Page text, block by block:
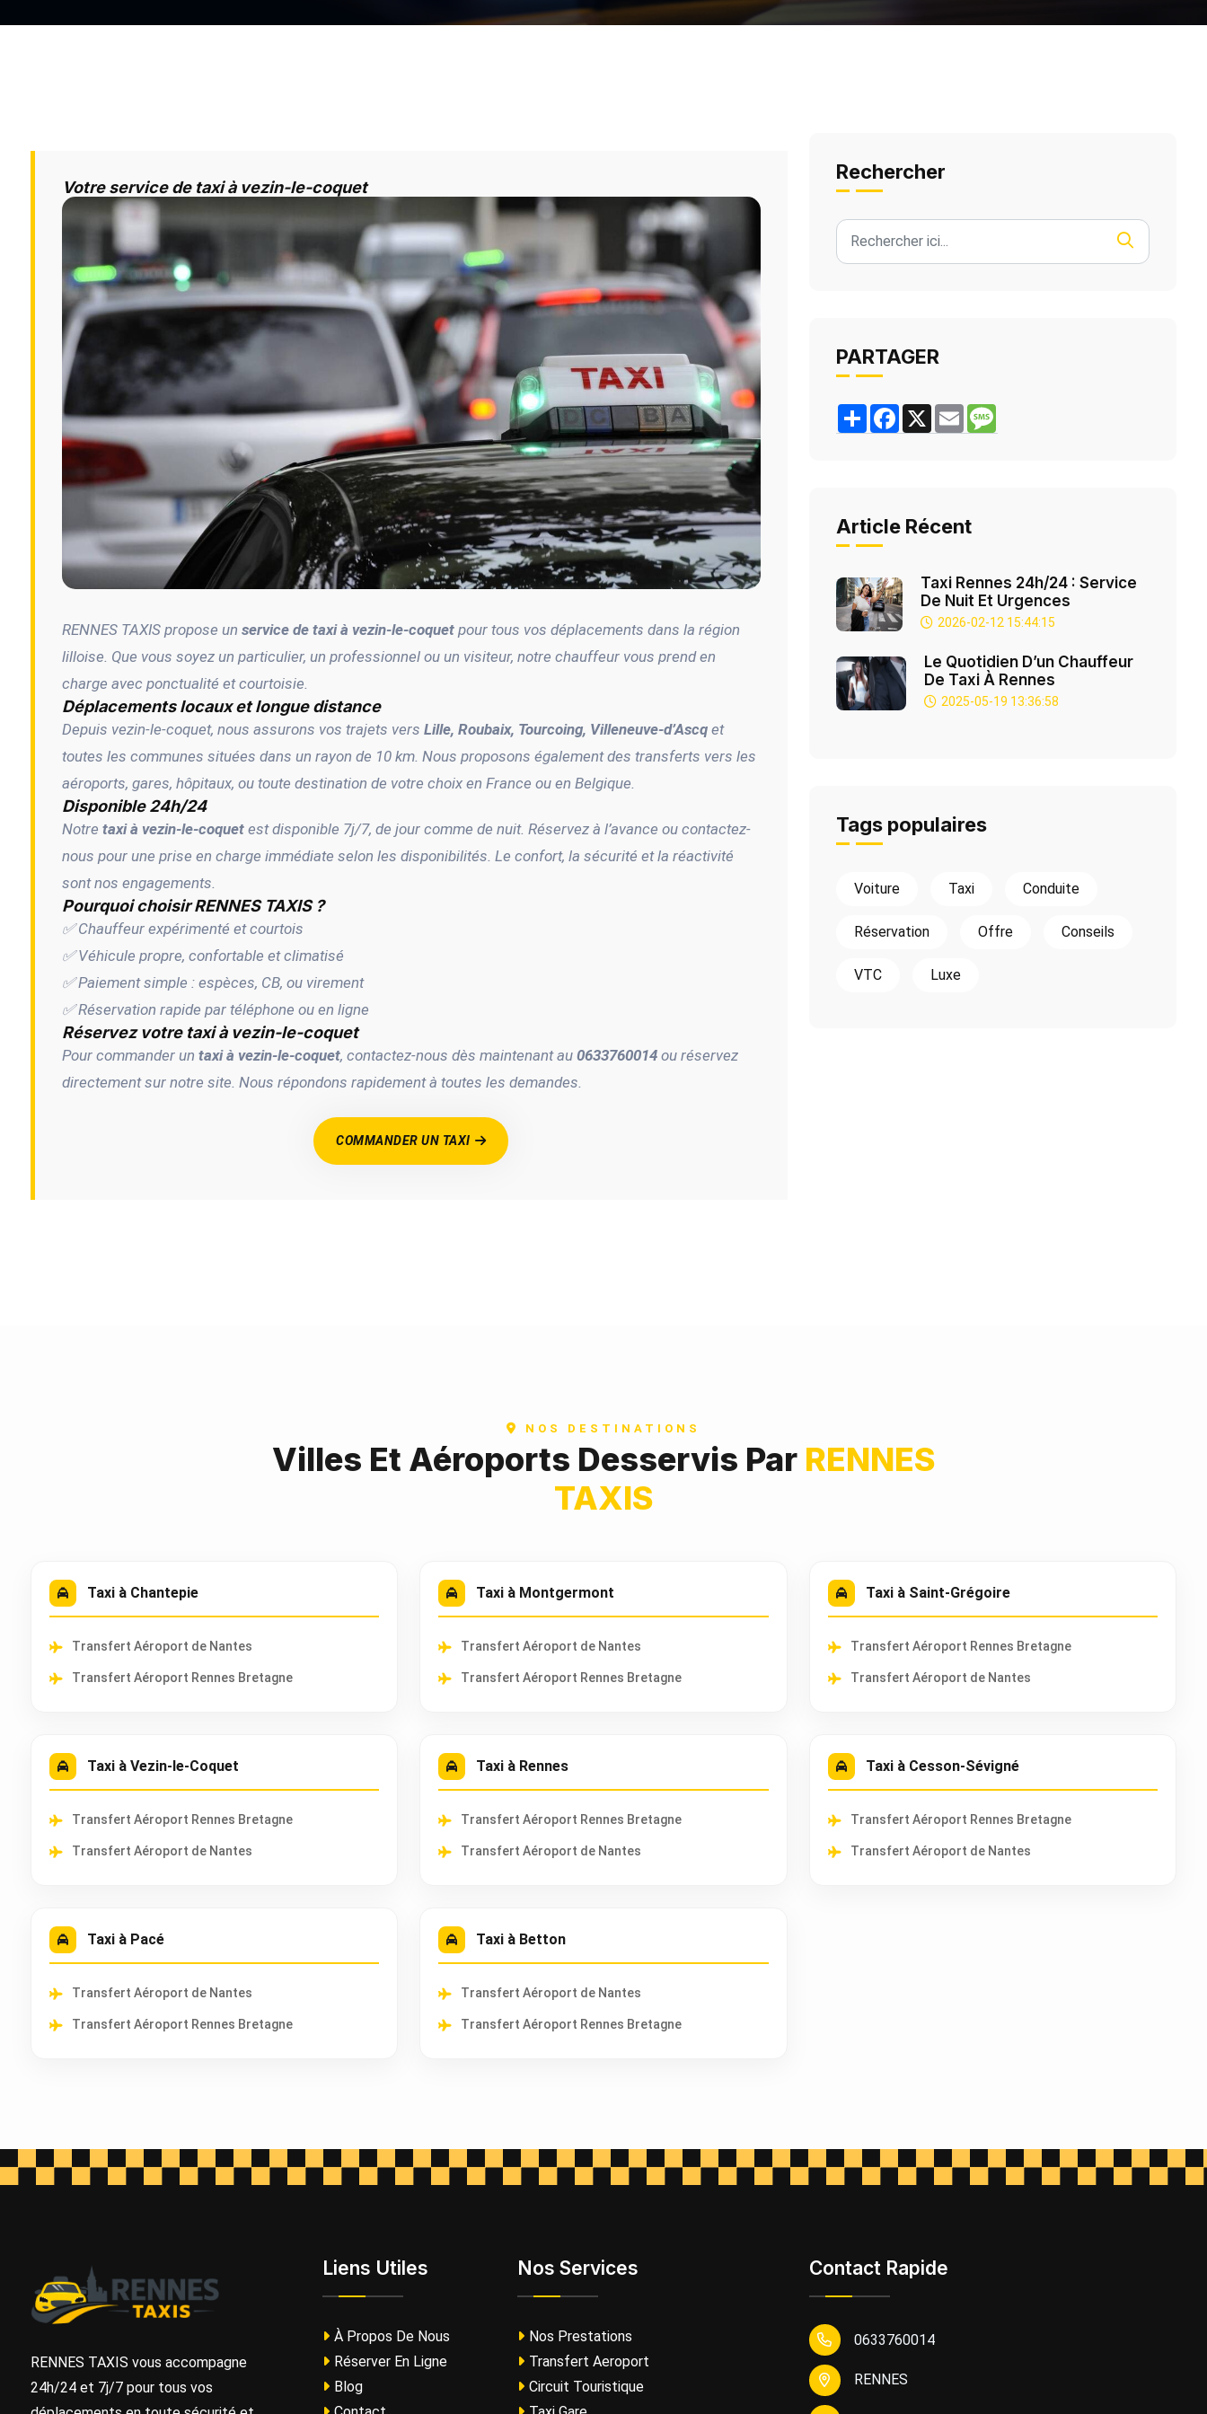
Votre service de taxi à vezin-le-coquet
RENNES TAXIS propose un service de taxi à vezin-le-coquet pour tous vos déplacements dans la région
lilloise. Que vous soyez un particulier, un professionnel ou un visiteur, notre chauffeur vous prend en
charge avec ponctualité et courtoisie.
Déplacements locaux et longue distance
Depuis vezin-le-coquet, nous assurons vos trajets vers Lille, Roubaix, Tourcoing, Villeneuve-d’Ascq et
toutes les communes situées dans un rayon de 10 km. Nous proposons également des transferts vers les
aéroports, gares, hôpitaux, ou toute destination de votre choix en France ou en Belgique.
Disponible 24h/24
Notre taxi à vezin-le-coquet est disponible 7j/7, de jour comme de nuit. Réservez à l’avance ou contactez-
nous pour une prise en charge immédiate selon les disponibilités. Le confort, la sécurité et la réactivité
sont nos engagements.
Pourquoi choisir RENNES TAXIS ?
✅ Chauffeur expérimenté et courtois
✅ Véhicule propre, confortable et climatisé
✅ Paiement simple : espèces, CB, ou virement
✅ Réservation rapide par téléphone ou en ligne
Réservez votre taxi à vezin-le-coquet
Pour commander un taxi à vezin-le-coquet, contactez-nous dès maintenant au 0633760014 ou réservez
directement sur notre site. Nous répondons rapidement à toutes les demandes.
COMMANDER UN TAXI
Rechercher
PARTAGER
ShareFacebook
X EmailMessage
Article Récent
Taxi Rennes 24h/24 : Service
De Nuit Et Urgences
2026-02-12 15:44:15
Le Quotidien D’un Chauffeur
De Taxi À Rennes
2025-05-19 13:36:58
Tags populaires
Voiture Taxi Conduite
Réservation Offre Conseils
VTC Luxe
NOS DESTINATIONS
Villes Et Aéroports Desservis Par RENNES
TAXIS
Taxi à Chantepie
Transfert Aéroport de Nantes
Transfert Aéroport Rennes Bretagne
Taxi à Montgermont
Transfert Aéroport de Nantes
Transfert Aéroport Rennes Bretagne
Taxi à Saint-Grégoire
Transfert Aéroport Rennes Bretagne
Transfert Aéroport de Nantes
Taxi à Vezin-le-Coquet
Transfert Aéroport Rennes Bretagne
Transfert Aéroport de Nantes
Taxi à Rennes
Transfert Aéroport Rennes Bretagne
Transfert Aéroport de Nantes
Taxi à Cesson-Sévigné
Transfert Aéroport Rennes Bretagne
Transfert Aéroport de Nantes
Taxi à Pacé
Transfert Aéroport de Nantes
Transfert Aéroport Rennes Bretagne
Taxi à Betton
Transfert Aéroport de Nantes
Transfert Aéroport Rennes Bretagne
RENNES TAXIS vous accompagne
24h/24 et 7j/7 pour tous vos
Liens Utiles
À Propos De Nous
Réserver En Ligne
Blog
Nos Services
Nos Prestations
Transfert Aeroport
Circuit Touristique
Contact Rapide
0633760014
RENNES